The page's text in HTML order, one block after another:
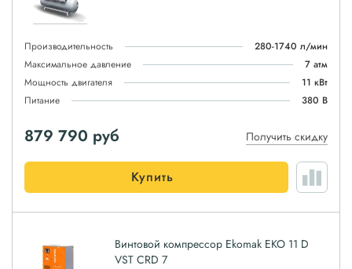
Производительность
280-1740 л/мин
Максимальное давление
7 атм
Мощность двигателя
11 кВт
Питание
380 В
879 790 руб Получить скидку
Купить
Винтовой компрессор Ekomak EKO 11 D
VST CRD 7